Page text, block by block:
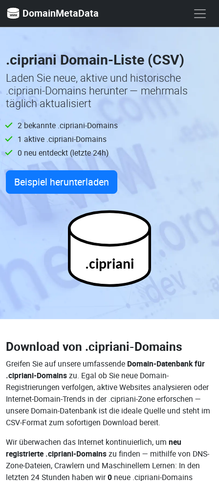
DomainMetaData
.cipriani Domain-Liste (CSV)
Laden Sie neue, aktive und historische
.cipriani-Domains herunter — mehrmals
täglich aktualisiert
2 bekannte .cipriani-Domains
1 aktive .cipriani-Domains
0 neu entdeckt (letzte 24h)
Beispiel herunterladen
.cipriani
Download von .cipriani-Domains
Greifen Sie auf unsere umfassende Domain-Datenbank für
.cipriani-Domainszu. Egal ob Sie neue Domain-
Registrierungen verfolgen, aktive Websites analysieren oder
Internet-Domain-Trends in der .cipriani-Zone erforschen —
unsere Domain-Datenbank ist die ideale Quelle und steht im
CSV-Format zum sofortigen Download bereit.
Wir überwachen das Internet kontinuierlich, um neu
registrierte .cipriani-Domainszu finden — mithilfe von DNS-
Zone-Dateien, Crawlern und Maschinellem Lernen: In den
letzten 24 Stunden haben wir0 neue .cipriani-Domains